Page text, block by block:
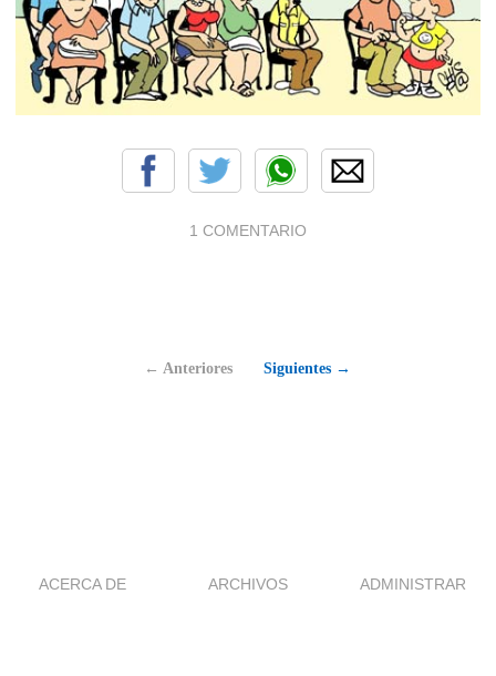
1 COMENTARIO
← Anteriores Siguientes →
ACERCA DE ARCHIVOS ADMINISTRAR